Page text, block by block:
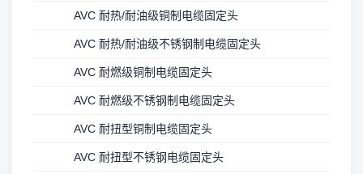
AVC 耐热/耐油级铜制电缆固定头
AVC 耐热/耐油级不锈钢制电缆固定头
AVC 耐燃级铜制电缆固定头
AVC 耐燃级不锈钢制电缆固定头
AVC 耐扭型铜制电缆固定头
AVC 耐扭型不锈钢电缆固定头